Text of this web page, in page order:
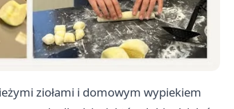
ziołami i domowym wypiekiem